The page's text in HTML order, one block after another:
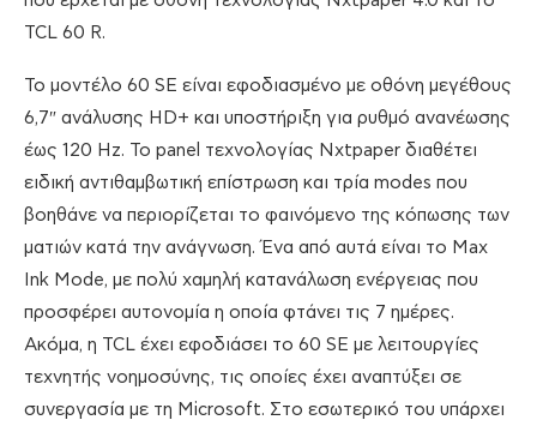
TCL 60 R.
Το μοντέλο 60 SE είναι εφοδιασμένο με οθόνη μεγέθους
6,7″ ανάλυσης HD+ και υποστήριξη για ρυθμό ανανέωσης
έως 120 Hz. Το panel τεχνολογίας Nxtpaper διαθέτει
ειδική αντιθαμβωτική επίστρωση και τρία modes που
βοηθάνε να περιορίζεται το φαινόμενο της κόπωσης των
ματιών κατά την ανάγνωση. Ένα από αυτά είναι το Max
Ink Mode, με πολύ χαμηλή κατανάλωση ενέργειας που
προσφέρει αυτονομία η οποία φτάνει τις 7 ημέρες.
Ακόμα, η TCL έχει εφοδιάσει το 60 SE με λειτουργίες
τεχνητής νοημοσύνης, τις οποίες έχει αναπτύξει σε
συνεργασία με τη Microsoft. Στο εσωτερικό του υπάρχει